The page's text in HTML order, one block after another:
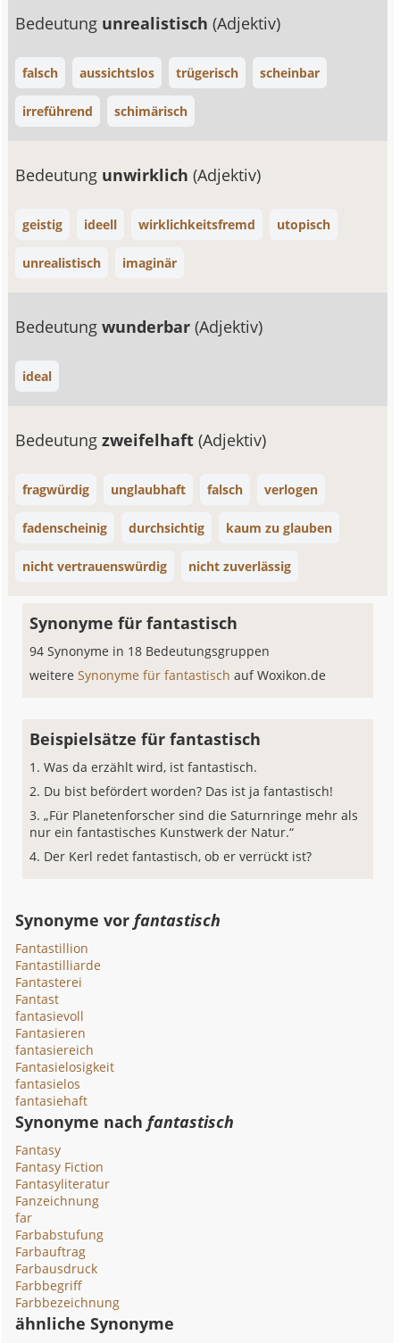
Bedeutung unrealistisch(Adjektiv)
falsch aussichtslos trügerisch scheinbar
irreführend schimärisch
Bedeutung unwirklich(Adjektiv)
geistig ideell wirklichkeitsfremd utopisch
unrealistisch imaginär
Bedeutungwunderbar(Adjektiv)
ideal
Bedeutungzweifelhaft(Adjektiv)
fragwürdig unglaubhaft falsch verlogen
fadenscheinig durchsichtig kaum zu glauben
nicht vertrauenswürdig nicht zuverlässig
Synonyme für fantastisch
94 Synonyme in 18 Bedeutungsgruppen
weitereSynonyme für fantastischauf Woxikon.de
Beispielsätze für fantastisch
Was da erzählt wird, ist fantastisch.
Du bist befördert worden? Das ist ja fantastisch!
„Für Planetenforscher sind die Saturnringe mehr als
nur ein fantastisches Kunstwerk der Natur.“
Der Kerl redet fantastisch, ob er verrückt ist?
Synonyme vorfantastisch
Fantastillion
Fantastilliarde
Fantasterei
Fantast
fantasievoll
Fantasieren
fantasiereich
Fantasielosigkeit
fantasielos
fantasiehaft
Synonyme nachfantastisch
Fantasy
Fantasy Fiction
Fantasyliteratur
Fanzeichnung
far
Farbabstufung
Farbauftrag
Farbausdruck
Farbbegriff
Farbbezeichnung
ähnliche Synonyme